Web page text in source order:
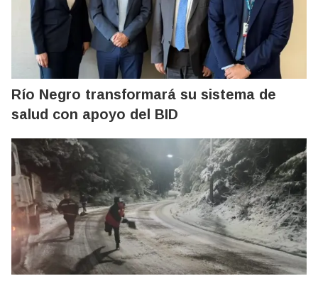
Río Negro transformará su sistema de
salud con apoyo del BID